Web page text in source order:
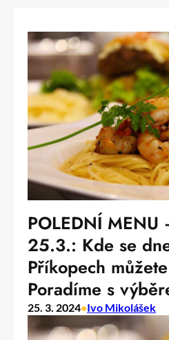
POLEDNÍ MENU
25.3.: Kde se
Příkopech
Poradíme s
25. 3. 2024•Ivo Mikolášek